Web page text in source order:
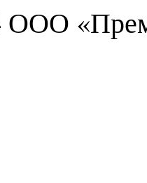
ООО